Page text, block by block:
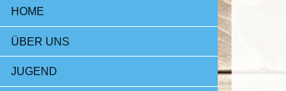
HOME
ÜBER UNS
JUGEND